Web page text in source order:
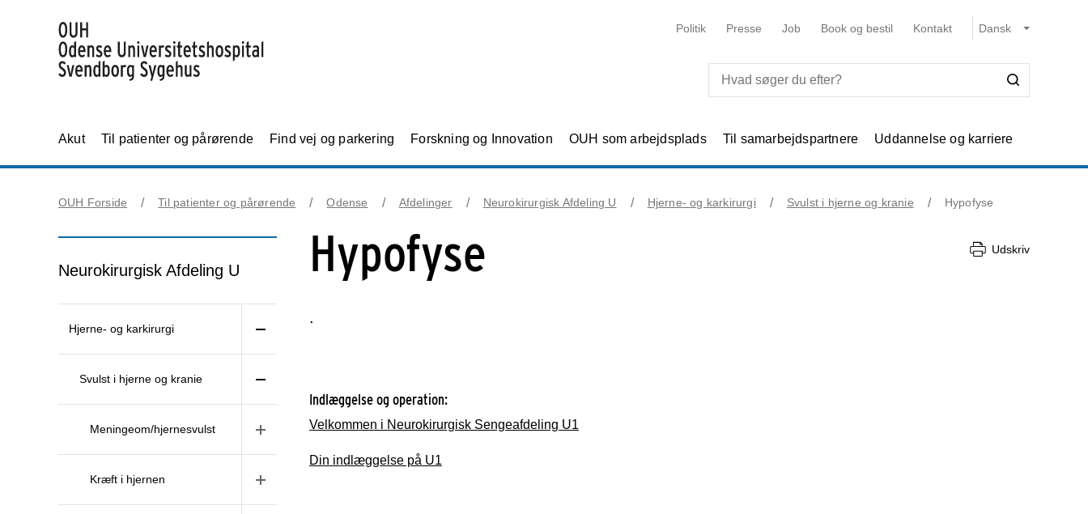
Politik Presse Job Book og bestil Kontakt
Akut Til patienter og pårørende Find vej og parkering Forskning og Innovation OUH som arbejdsplads Til samarbejdspartnere Uddannelse og karriere
OUH Forside Til patienter og pårørende Odense Afdelinger Neurokirurgisk Afdeling U Hjerne- og karkirurgi Svulst i hjerne og kranie Hypofyse
Neurokirurgisk Afdeling U
Hjerne- og karkirurgi
Svulst i hjerne og kranie
Meningeom/hjernesvulst
Kræft i hjernen
Hypofyse Udskriv
.
Indlæggelse og operation:
Velkommen i Neurokirurgisk Sengeafdeling U1
Din indlæggelse på U1